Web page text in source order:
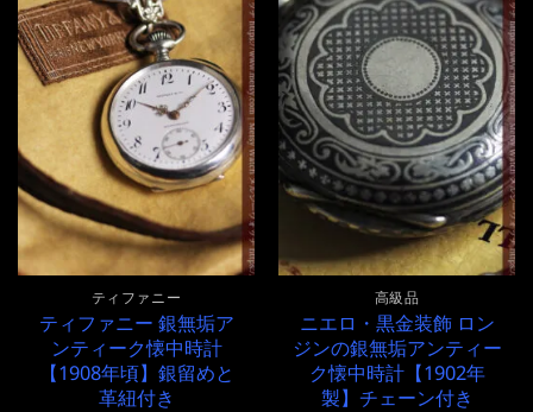
ティファニー
ティファニー 銀無垢ア
ンティーク懐中時計
【1908年頃】銀留めと
革紐付き
高級品
ニエロ・黒金装飾 ロン
ジンの銀無垢アンティー
ク懐中時計【1902年
製】チェーン付き